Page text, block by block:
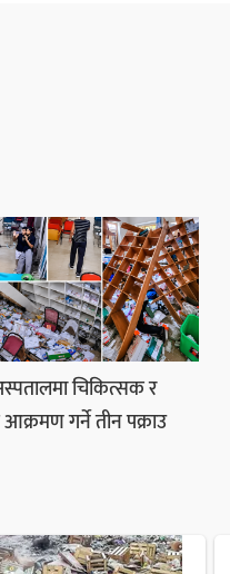
चिकित्सक र
आक्रमण गर्ने तीन पक्राउ